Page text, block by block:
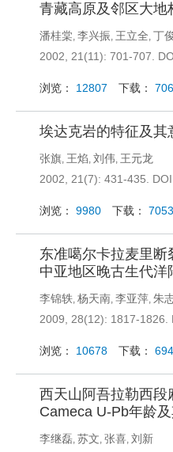
青藏高原及邻区大地
潘桂棠, 李兴振, 王立全, 丁
2002, 21(11): 701-707.
浏览： 12807 下载：
埃达克岩的特征及其
张旗, 王焰, 刘伟, 王元龙
2002, 21(7): 431-435.
浏览： 9980 下载： 7053
东准噶尔卡拉麦里
中亚地区晚古生代洋
李锦轶, 杨天南, 李亚萍, 朱
2009, 28(12): 1817-1826.
浏览： 10678 下载：
西天山阿吾拉勒西段
Cameca U-Pb年龄
李继磊, 苏文, 张喜, 刘新